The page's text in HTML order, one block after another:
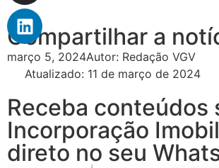
Compartilhar a
março 5, 2024Autor: Redação VGV
Atualizado: 11 de março de 2024
Receba conteúdos
Incorporação
direto no seu